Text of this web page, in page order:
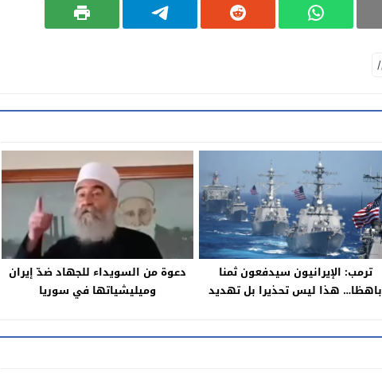
ترمب: الإيرانيون سيدفعون ثمنا
باهظا… هذا ليس تحذيرا بل تهديد
دعوة من السويداء للجهاد ضدّ إيران
وميليشياتها في سوريا